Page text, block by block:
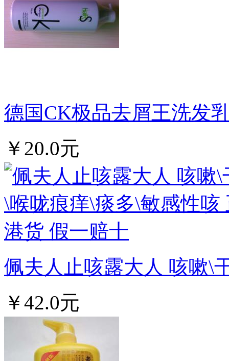
德国CK极品去屑王洗发
￥20.0元
佩夫人止咳露大人 咳嗽\
￥42.0元